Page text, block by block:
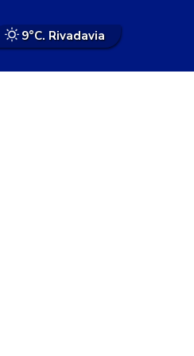
9°C. Rivadavia